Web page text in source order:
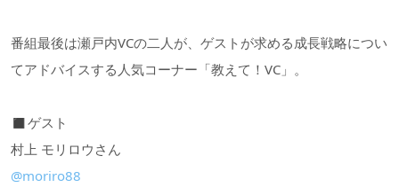
番組最後は瀬戸内VCの二人が、ゲストが求める成長戦略につい
てアドバイスする人気コーナー「教えて！VC」。
◼︎ゲスト
村上 モリロウさん
@moriro88